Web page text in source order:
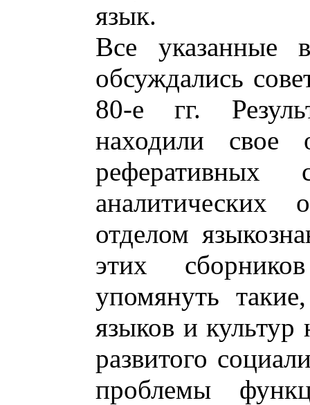
язык.
Все указанные
обсуждались
80-е гг.
находили свое
аналитических
отделом
этих
упомянуть
языков и
развитого
проблемы